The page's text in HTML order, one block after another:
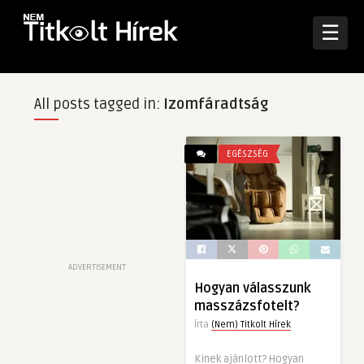
☰
All posts tagged in: Izomfáradtság
ADVERTISEMENT
EGÉSZSÉG
Hogyan válasszunk
masszázsfotelt?
Írta (Nem) Titkolt Hírek
Kinek ajánlott? Hogyan